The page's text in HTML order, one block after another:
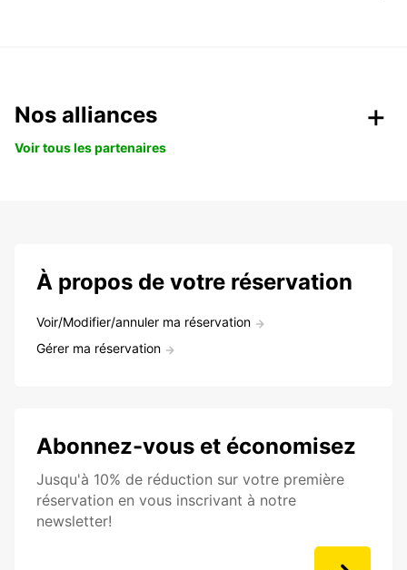
Nos alliances
Voir tous les partenaires
À propos de votre réservation
Voir/Modifier/annuler ma réservation
Gérer ma réservation
Abonnez-vous et économisez
Jusqu'à 10% de réduction sur votre première
réservation en vous inscrivant à notre
newsletter!